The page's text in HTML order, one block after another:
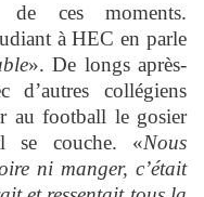
ces moments.
à HEC en parle
». De longs après-
collégiens
au football le gosier
se couche. «Nous
ni manger, c’était